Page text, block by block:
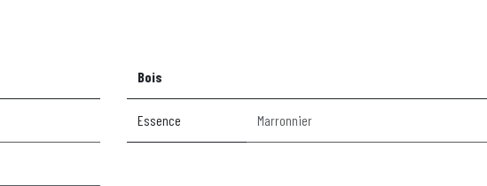
Bois
Essence Marronnier